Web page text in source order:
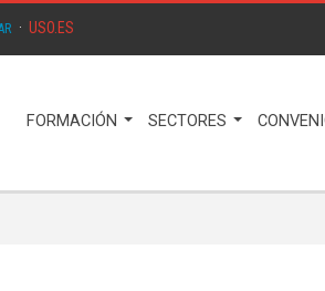
· USO.ES
FORMACIÓN SECTORES